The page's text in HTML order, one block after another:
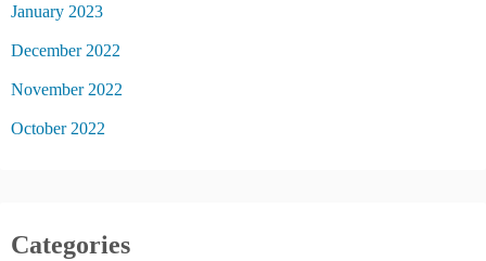
January 2023
December 2022
November 2022
October 2022
Categories